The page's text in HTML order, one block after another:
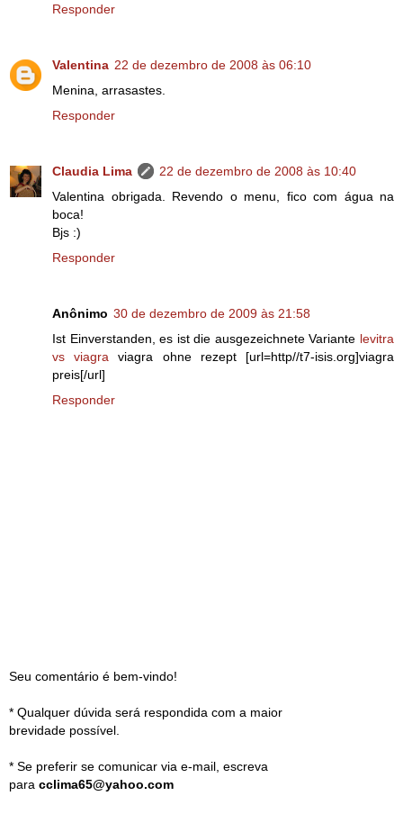
Responder
Valentina 22 de dezembro de 2008 às 06:10
Menina, arrasastes.
Responder
Claudia Lima
22 de dezembro de 2008 às 10:40
Valentina obrigada. Revendo o menu, fico com água na
boca!
Bjs :)
Responder
Anônimo 30 de dezembro de 2009 às 21:58
Ist Einverstanden, es ist die ausgezeichnete Variante levitra
vs viagra viagra ohne rezept [url=http//t7-isis.org]viagra
preis[/url]
Responder
Seu comentário é bem-vindo!
* Qualquer dúvida será respondida com a maior
brevidade possível.
* Se preferir se comunicar via e-mail, escreva
para cclima65@yahoo.com